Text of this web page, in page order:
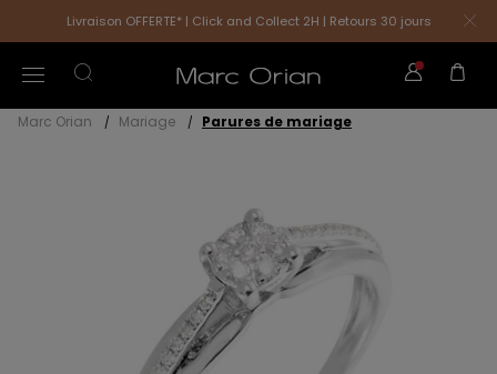
Livraison OFFERTE* | Click and Collect 2H | Retours 30 jours
Marc Orian Mariage Parures de mariage